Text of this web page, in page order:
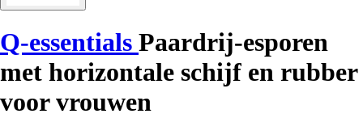
Q-essentials Paardrij-esporen
met horizontale schijf en rubber
voor vrouwen